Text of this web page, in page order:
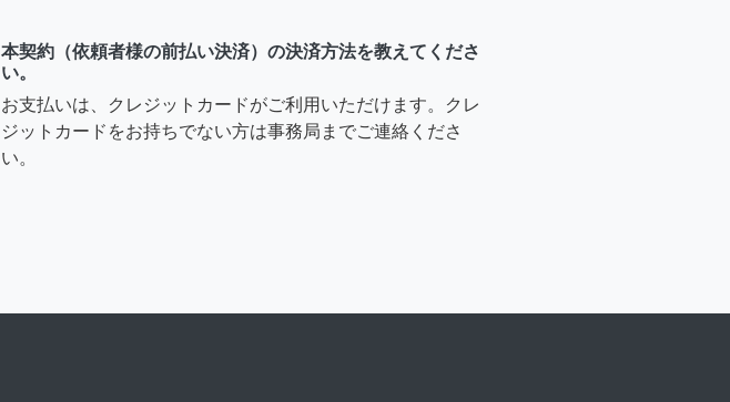
本契約（依頼者様の前払い決済）の決済方法を教えてくださ
い。
お支払いは、クレジットカードがご利用いただけます。クレ
ジットカードをお持ちでない方は事務局までご連絡くださ
い。